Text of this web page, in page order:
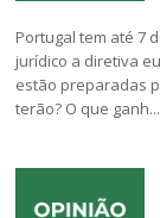
Portugal tem até 7
jurídico a diretiva
estão preparadas
terão? O que ganh...